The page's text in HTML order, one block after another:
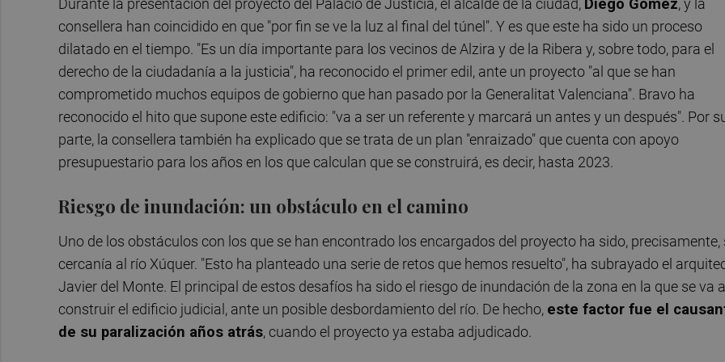
Durante la presentación del proyecto del Palacio de Justicia, el alcalde de la ciudad, Diego Gómez, y la
consellera han coincidido en que "por fin se ve la luz al final del túnel". Y es que este ha sido un proceso
dilatado en el tiempo. "Es un día importante para los vecinos de Alzira y de la Ribera y, sobre todo, para el
derecho de la ciudadanía a la justicia", ha reconocido el primer edil, ante un proyecto "al que se han
comprometido muchos equipos de gobierno que han pasado por la Generalitat Valenciana". Bravo ha
reconocido el hito que supone este edificio: "va a ser un referente y marcará un antes y un después". Por
parte, la consellera también ha explicado que se trata de un plan "enraizado" que cuenta con apoyo
presupuestario para los años en los que calculan que se construirá, es decir, hasta 2023.
Riesgo de inundación: un obstáculo en el camino
Uno de los obstáculos con los que se han encontrado los encargados del proyecto ha sido, precisamente,
cercanía al río Xúquer. "Esto ha planteado una serie de retos que hemos resuelto", ha subrayado el
Javier del Monte. El principal de estos desafíos ha sido el riesgo de inundación de la zona en la que se va a
construir el edificio judicial, ante un posible desbordamiento del río. De hecho, este factor fue el
de su paralización años atrás, cuando el proyecto ya estaba adjudicado.